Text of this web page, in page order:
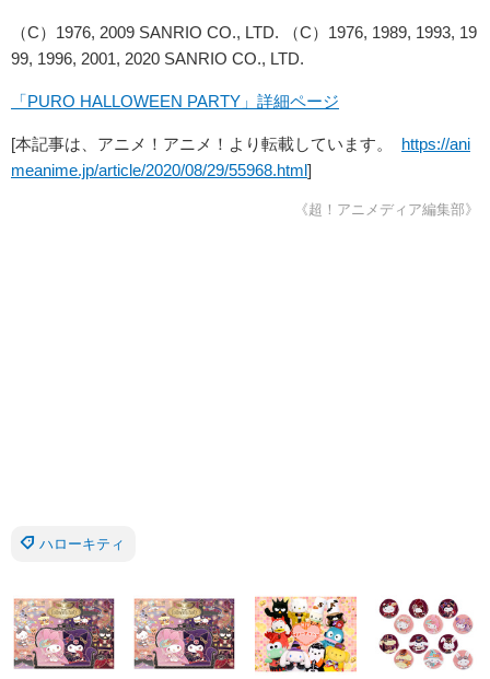
（C）1976, 2009 SANRIO CO., LTD. （C）1976, 1989, 1993, 19
99, 1996, 2001, 2020 SANRIO CO., LTD.
「PURO HALLOWEEN PARTY」詳細ページ
[本記事は、アニメ！アニメ！より転載しています。 https://ani
meanime.jp/article/2020/08/29/55968.html]
《超！アニメディア編集部》
ハローキティ